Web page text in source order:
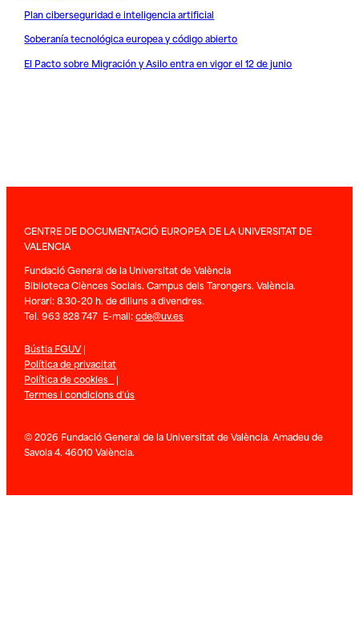
Plan ciberseguridad e inteligencia artificial
Soberanía tecnológica europea y código abierto
El Pacto sobre Migración y Asilo entra en vigor el 12 de junio
CENTRE DE DOCUMENTACIÓ EUROPEA DE LA UNIVERSITAT DE
VALENCIA
Fundació General de la Universitat de València
Biblioteca Ciènces Socials. Campus dels Tarongers. València.
Horari: 8.30-20 h. de dilluns a divendres.
Tel. 963 828 747 E-mail:cde@uv.es
Bústia FGUV|
Política de privacitat
Política de cookies |
Termes i condicions d’ús
© 2026 Fundació General de la Universitat de València. Amadeu de
Savoia 4. 46010 València.